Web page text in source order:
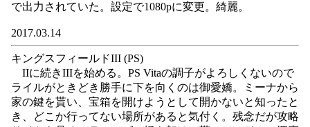
で出力されていた。設定で1080pに変更。綺麗。
2017.03.14
キングスフィールドIII (PS)
IIに続きIIIを始める。PS Vitaの調子がよろしくないので
ライルがときどき勝手に下を向くのは御愛嬌。ミーナから
家の鍵を貰い、宝箱を開けようとして開かないと知ったと
き、どこか行ってない場所があると気付く。残念だが攻略